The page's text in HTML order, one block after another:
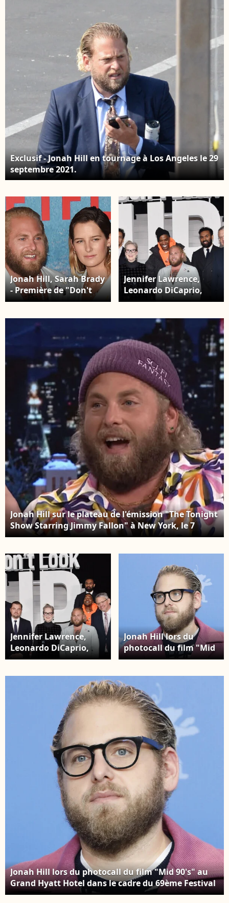
Exclusif - Jonah Hill en tournage à Los Angeles le 29
septembre 2021.
Jonah Hill, Sarah Brady
- Première de "Don't
Look Up" (Netflix) à
décembre 2021.
Jennifer Lawrence,
Leonardo DiCaprio,
Meryl Streep, Jonah
Première de "Don't
Look Up" (Netflix) à
New York, le 5
décembre 2021.
Jonah Hill sur le plateau de l'émission "The Tonight
Show Starring Jimmy Fallon" à New York, le 7
décembre 2021.
Jennifer Lawrence,
Leonardo DiCaprio,
Meryl Streep, Jonah
Les célébrités arrivent
à la première de "Don't
Look Up" (Netflix) à
New York, le 5
décembre 2021.
Jonah Hill lors du
photocall du film "Mid
90's" au Grand Hyatt
69ème Festival
International du Film
de Berlin (La Berlinale),
le 10 février 2019.
Jonah Hill lors du photocall du film "Mid 90's" au
Grand Hyatt Hotel dans le cadre du 69ème Festival
International du Film de Berlin (La Berlinale).